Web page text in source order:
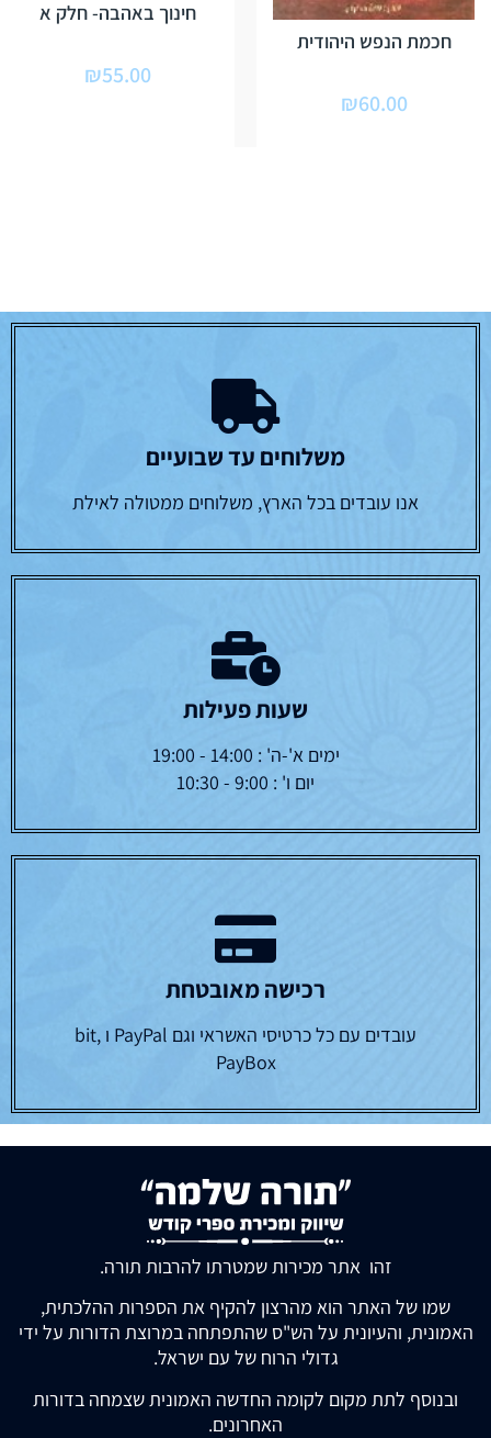
חכמת הנפש היהודית
₪60.00
חינוך באהבה- חלק א
₪55.00
משלוחים עד שבועיים
אנו עובדים בכל הארץ, משלוחים ממטולה לאילת
שעות פעילות
ימים א'-ה' : 14:00 - 19:00
יום ו' : 9:00 - 10:30
רכישה מאובטחת
עובדים עם כל כרטיסי האשראי וגם PayPal ו bit,
PayBox
זהו אתר מכירות שמטרתו להרבות תורה.
שמו של האתר הוא מהרצון להקיף את הספרות ההלכתית,
האמונית, והעיונית על הש"ס שהתפתחה במרוצת הדורות על ידי
גדולי הרוח של עם ישראל.
ובנוסף לתת מקום לקומה החדשה האמונית שצמחה בדורות
האחרונים.